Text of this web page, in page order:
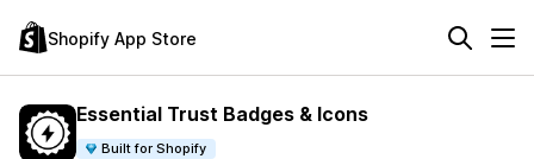
Shopify App Store
Essential Trust Badges & Icons
Built for Shopify